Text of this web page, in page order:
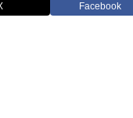
Facebook